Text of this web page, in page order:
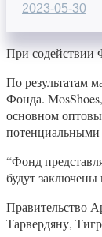
2023-05-30
При содействии
По результатам
Фонда.
основном
потенциальными
“Фонд
будут
Правительство
Тарвердяну,